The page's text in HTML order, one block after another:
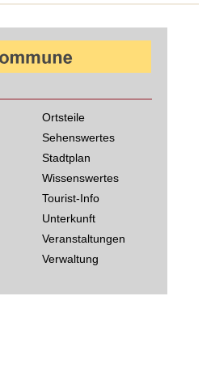
Ortsteile
Sehenswertes
Stadtplan
Wissenswertes
Tourist-Info
Unterkunft
Veranstaltungen
Verwaltung